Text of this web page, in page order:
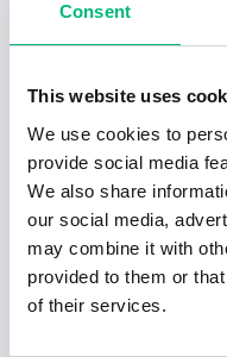
Consent
This website uses
We use cookies to
provide social media
We also share
our social media,
may combine it with
provided to them or
of their services.
MekoPart...
Enköping
Enköping
Redo för